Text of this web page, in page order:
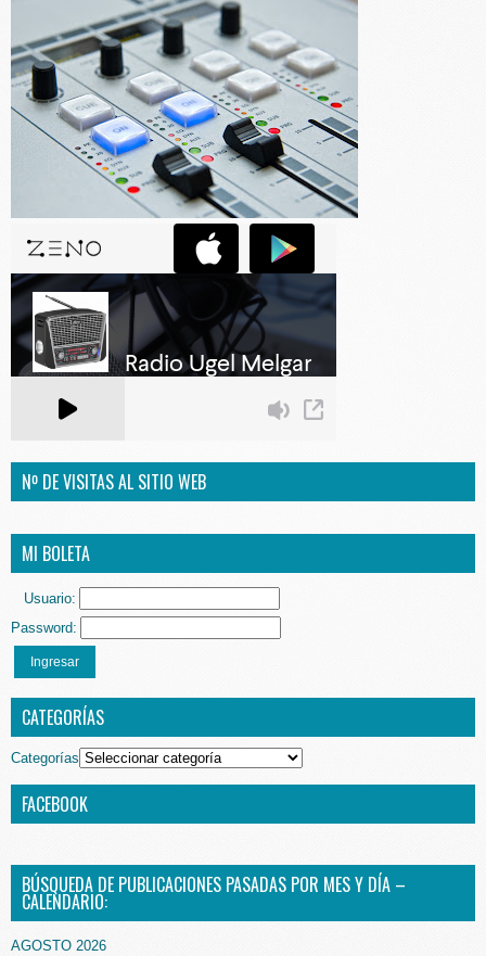
Nº DE VISITAS AL SITIO WEB
MI BOLETA
Usuario:
Password:
Ingresar
CATEGORÍAS
Categorías
FACEBOOK
BÚSQUEDA DE PUBLICACIONES PASADAS POR MES Y DÍA –
CALENDARIO:
AGOSTO 2026